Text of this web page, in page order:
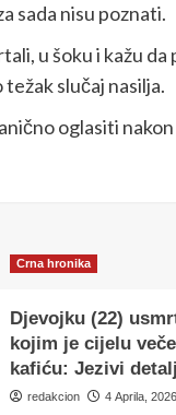
sada nisu poznati.
u šoku i kažu
slučaj nasilja.
oglasiti
Crna hronika
Djevojku (22)
kojim je cijelu
kafiću: Jezivi
redakcion 4 Aprila, 2026